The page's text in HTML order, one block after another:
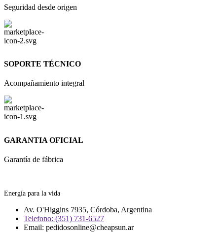
Seguridad desde origen
SOPORTE TÉCNICO
Acompañamiento integral
GARANTIA OFICIAL
Garantía de fábrica
Energía para la vida
Av. O'Higgins 7935, Córdoba, Argentina
Telefono: (351) 731-6527
Email: pedidosonline@cheapsun.ar